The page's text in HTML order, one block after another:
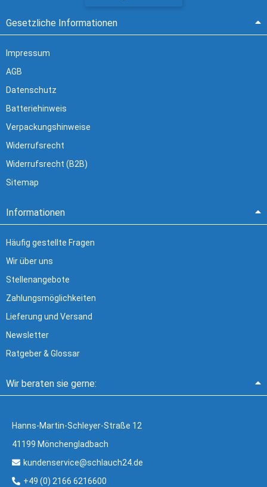
Gesetzliche Informationen
Impressum
AGB
Datenschutz
Batteriehinweis
Verpackungshinweise
Widerrufsrecht
Widerrufsrecht (B2B)
Sitemap
Informationen
Häufig gestellte Fragen
Wir über uns
Stellenangebote
Zahlungsmöglichkeiten
Lieferung und Versand
Newsletter
Ratgeber & Glossar
Wir beraten sie gerne:
Hanns-Martin-Schleyer-Straße 12
41199 Mönchengladbach
kundenservice@schlauch24.de
+49 (0) 2166 6216600